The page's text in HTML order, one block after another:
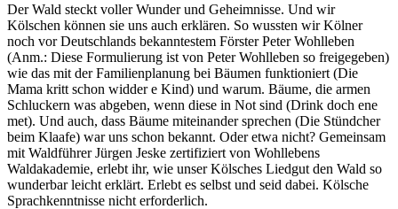
Der Wald steckt voller Wunder und Geheimnisse. Und wir
Kölschen können sie uns auch erklären. So wussten wir Kölner
noch vor Deutschlands bekanntestem Förster Peter Wohlleben
(Anm.: Diese Formulierung ist von Peter Wohlleben so freigegeben)
wie das mit der Familienplanung bei Bäumen funktioniert (Die
Mama kritt schon widder e Kind) und warum. Bäume, die armen
Schluckern was abgeben, wenn diese in Not sind (Drink doch ene
met). Und auch, dass Bäume miteinander sprechen (Die Stündcher
beim Klaafe) war uns schon bekannt. Oder etwa nicht? Gemeinsam
mit Waldführer Jürgen Jeske zertifiziert von Wohllebens
Waldakademie, erlebt ihr, wie unser Kölsches Liedgut den Wald so
wunderbar leicht erklärt. Erlebt es selbst und seid dabei. Kölsche
Sprachkenntnisse nicht erforderlich.